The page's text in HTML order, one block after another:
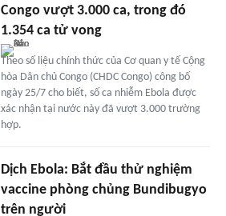
Congo vượt 3.000 ca, trong đó
1.354 ca tử vong
Theo số liệu chính thức của Cơ quan y tế Cộng
hòa Dân chủ Congo (CHDC Congo) công bố
ngày 25/7 cho biết, số ca nhiễm Ebola được
xác nhận tại nước này đã vượt 3.000 trường
hợp.
Dịch Ebola: Bắt đầu thử nghiệm
vaccine phòng chủng Bundibugyo
trên người